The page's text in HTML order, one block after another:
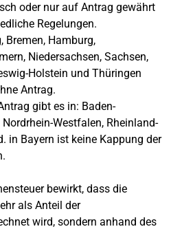
oder nur auf Antrag gewährt
Regelungen.
Bremen, Hamburg,
Niedersachsen, Sachsen,
Holstein und Thüringen
Antrag.
gibt es in: Baden-
Westfalen, Rheinland-
in Bayern ist keine Kappung der
bewirkt, dass die
als Anteil der
wird, sondern anhand des